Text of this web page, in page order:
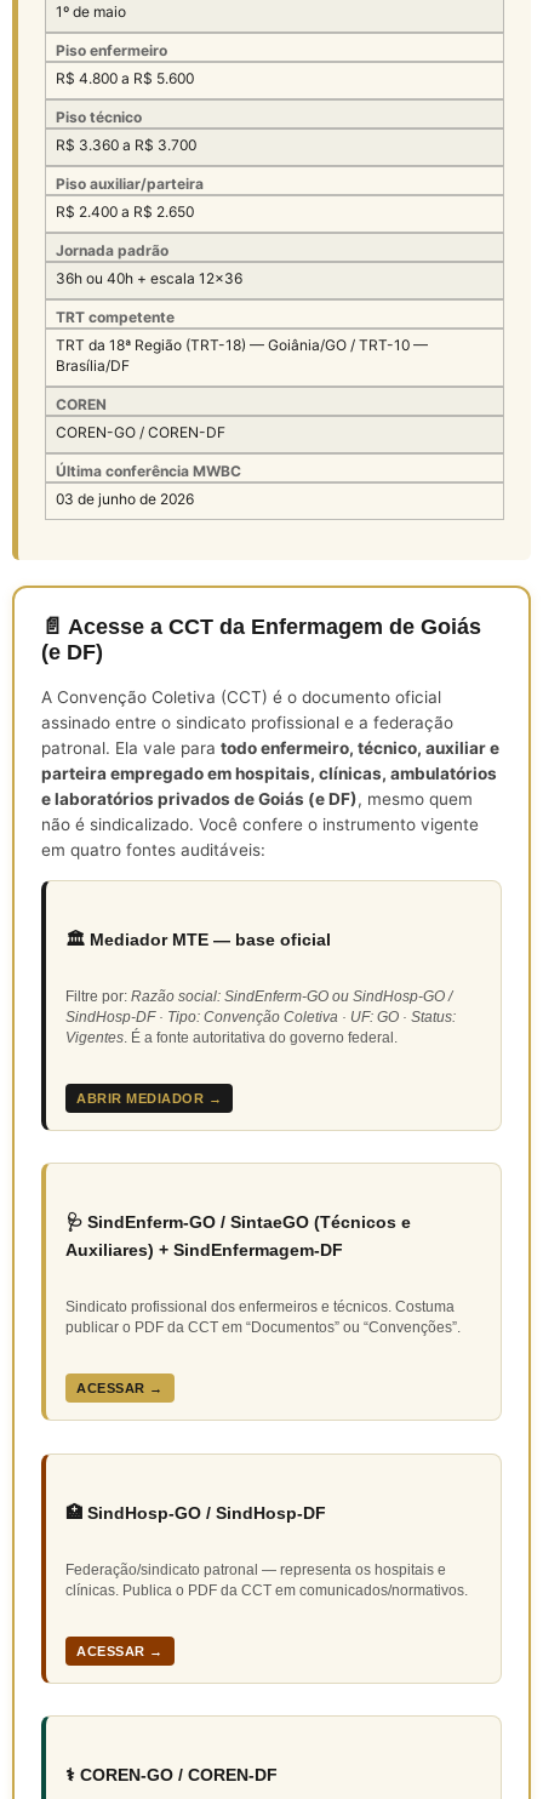
1º de maio
Piso enfermeiro
R$ 4.800 a R$ 5.600
Piso técnico
R$ 3.360 a R$ 3.700
Piso auxiliar/parteira
R$ 2.400 a R$ 2.650
Jornada padrão
36h ou 40h + escala 12×36
TRT competente
TRT da 18ª Região (TRT-18) — Goiânia/GO / TRT-10 —
Brasília/DF
COREN
COREN-GO / COREN-DF
Última conferência MWBC
03 de junho de 2026
📄 Acesse a CCT da Enfermagem de Goiás
(e DF)
A Convenção Coletiva (CCT) é o documento oficial
assinado entre o sindicato profissional e a federação
patronal. Ela vale para todo enfermeiro, técnico, auxiliar e
parteira empregado em hospitais, clínicas, ambulatórios
e laboratórios privados de Goiás (e DF), mesmo quem
não é sindicalizado. Você confere o instrumento vigente
em quatro fontes auditáveis:
🏛️ Mediador MTE — base oficial
Filtre por: Razão social: SindEnferm-GO ou SindHosp-GO /
SindHosp-DF · Tipo: Convenção Coletiva · UF: GO · Status:
Vigentes. É a fonte autoritativa do governo federal.
ABRIR MEDIADOR →
🩺 SindEnferm-GO / SintaeGO (Técnicos e
Auxiliares) + SindEnfermagem-DF
Sindicato profissional dos enfermeiros e técnicos. Costuma
publicar o PDF da CCT em “Documentos” ou “Convenções”.
ACESSAR →
🏥 SindHosp-GO / SindHosp-DF
Federação/sindicato patronal — representa os hospitais e
clínicas. Publica o PDF da CCT em comunicados/normativos.
ACESSAR →
⚕️ COREN-GO / COREN-DF